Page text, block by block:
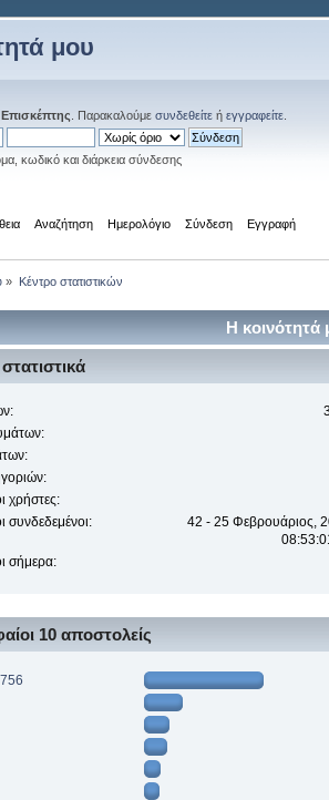
μου
Επισκέπτης . Παρακαλούμε συνδεθείτε ή εγγραφείτε
κωδικό και διάρκεια σύνδεσης
Αναζήτηση Ημερολόγιο Σύνδεση Εγγραφή
» Κέντρο στατιστικών
Η κοινότητά
χρήστες:
συνδεδεμένοι:
42 - 25 Φεβρουάριος,
σήμερα:
10 αποστολείς